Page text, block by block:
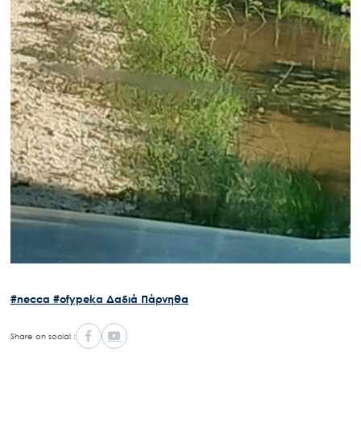
Έργα
Εισιτήρια
Επικοινωνία
#necca #ofypeka Δαδιά Πάρνηθα
Share on social :